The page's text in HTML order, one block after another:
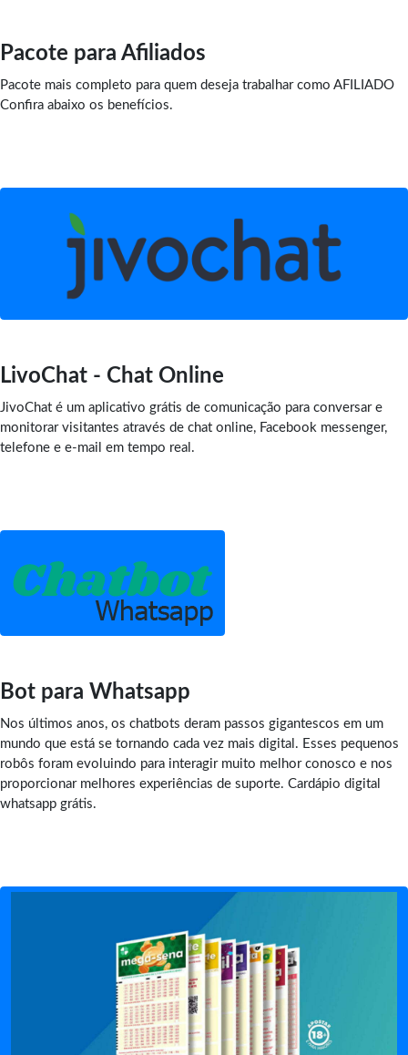
Pacote para Afiliados
Pacote mais completo para quem deseja trabalhar como AFILIADO
Confira abaixo os benefícios.
LivoChat - Chat Online
JivoChat é um aplicativo grátis de comunicação para conversar e
monitorar visitantes através de chat online, Facebook messenger,
telefone e e-mail em tempo real.
Bot para Whatsapp
Nos últimos anos, os chatbots deram passos gigantescos em um
mundo que está se tornando cada vez mais digital. Esses pequenos
robôs foram evoluindo para interagir muito melhor conosco e nos
proporcionar melhores experiências de suporte. Cardápio digital
whatsapp grátis.